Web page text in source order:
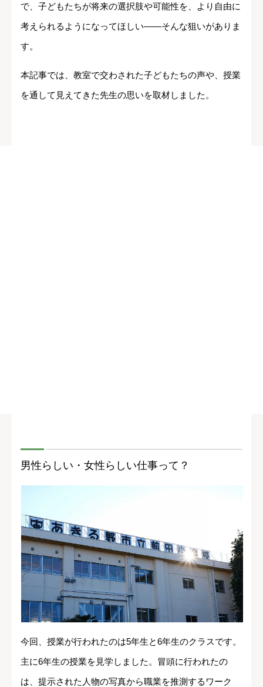
で、子どもたちが将来の選択肢や可能性を、より自由に
考えられるようになってほしい――そんな狙いがありま
す。
本記事では、教室で交わされた子どもたちの声や、授業
を通して見えてきた先生の思いを取材しました。
男性らしい・女性らしい仕事って？
今回、授業が行われたのは5年生と6年生のクラスです。
主に6年生の授業を見学しました。冒頭に行われたの
は、提示された人物の写真から職業を推測するワーク